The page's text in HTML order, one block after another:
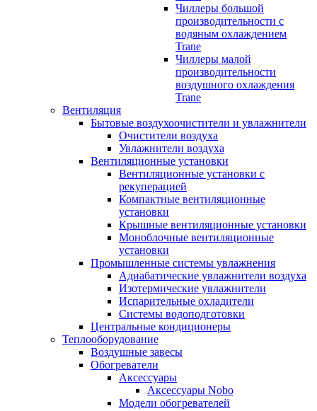
Чиллеры большой
производительности с
водяным охлаждением
Trane
Чиллеры малой
производительности
воздушного охлаждения
Trane
Вентиляция
Бытовые воздухоочистители и увлажнители
Очистители воздуха
Увлажнители воздуха
Вентиляционные установки
Вентиляционные установки с
рекуперацией
Компактные вентиляционные
установки
Крышные вентиляционные установки
Моноблочные вентиляционные
установки
Промышленные системы увлажнения
Адиабатические увлажнители воздуха
Изотермические увлажнители
Испарительные охладители
Системы водоподготовки
Центральные кондиционеры
Теплооборудование
Воздушные завесы
Обогреватели
Аксессуары
Аксессуары Nobo
Модели обогревателей